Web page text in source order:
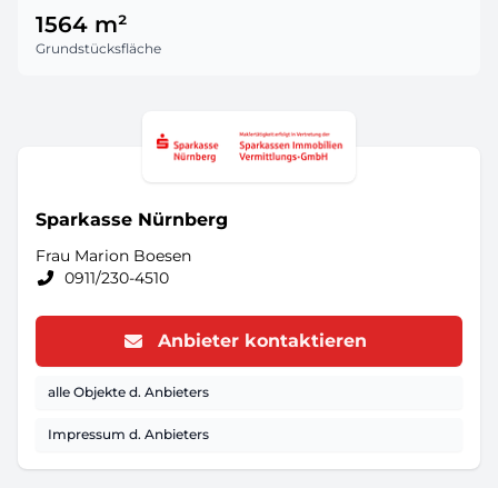
Grundstücksfläche
1564 m²
Sparkasse Nürnberg
Frau Marion Boesen
0911/230-4510
Anbieter kontaktieren
alle Objekte d. Anbieters
Impressum d. Anbieters